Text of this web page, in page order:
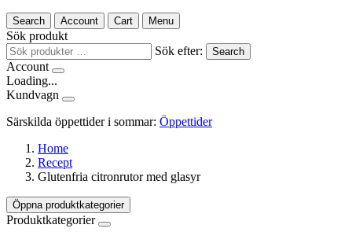
Search Account Cart Menu
Sök produkt
Sök efter:
Search
Account
Loading...
Kundvagn
Särskilda öppettider i sommar: Öppettider
Home
Recept
Glutenfria citronrutor med glasyr
Öppna produktkategorier
Produktkategorier